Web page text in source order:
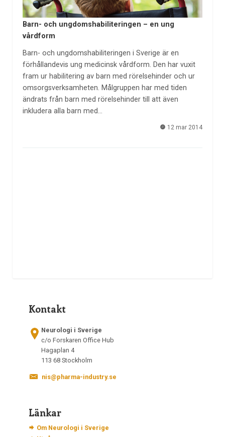
Barn- och ungdomshabiliteringen – en ung
vårdform
Barn- och ungdomshabiliteringen i Sverige är en
förhållandevis ung medicinsk vårdform. Den har vuxit
fram ur habilitering av barn med rörelsehinder och ur
omsorgsverksamheten. Målgruppen har med tiden
ändrats från barn med rörelsehinder till att även
inkludera alla barn med…
12 mar 2014
Kontakt
Neurologi i Sverige
c/o Forskaren Office Hub
Hagaplan 4
113 68 Stockholm
nis@pharma-industry.se
Länkar
Om Neurologi i Sverige